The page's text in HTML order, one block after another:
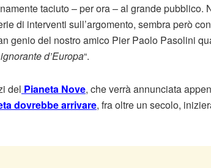
taciuto – per ora – al grande pubblico.
di interventi sull’argomento, sembra però
genio del nostro amico Pier Paolo Pasolini
d’Europa“.
del Pianeta Nove, che verrà annunciata
dovrebbe arrivare, fra oltre un secolo,